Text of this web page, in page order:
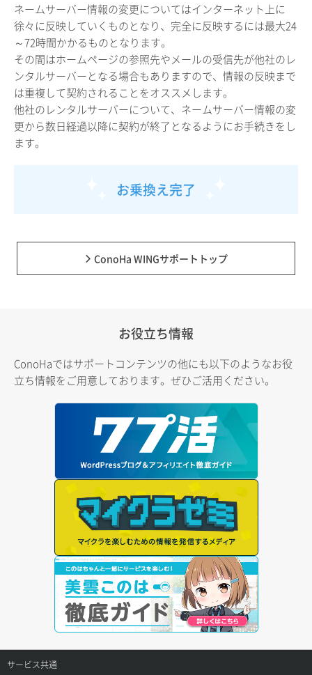
ネームサーバー情報の変更についてはインターネット上に
徐々に反映していくものとなり、完全に反映するには最大24
～72時間かかるものとなります。
その間はホームページの参照先やメールの受信先が他社のレ
ンタルサーバーとなる場合もありますので、情報の反映まで
は重複して契約されることをオススメします。
他社のレンタルサーバーについて、ネームサーバー情報の変
更から数日経過以降に契約が終了となるようにお手続きをし
ます。
お乗換え完了
ConoHa WINGサポートトップ
お役立ち情報
ConoHaではサポートコンテンツの他にも以下のようなお役
立ち情報をご用意しております。ぜひご活用ください。
サービス共通